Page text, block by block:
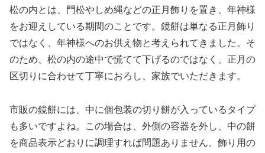
松の内とは、門松やしめ縄などの正月飾りを置き、年神様
をお迎えしている期間のことです。鏡餅は単なる正月飾り
ではなく、年神様へのお供え物と考えられてきました。そ
のため、松の内の途中で慌てて下げるのではなく、正月の
区切りに合わせて丁寧におろし、家族でいただきます。
市販の鏡餅には、中に個包装の切り餅が入っているタイプ
も多いですよね。この場合は、外側の容器を外し、中の餅
を商品表示どおりに調理すれば問題ありません。飾り用の